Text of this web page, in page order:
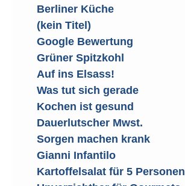
Berliner Küche
(kein Titel)
Google Bewertung
Grüner Spitzkohl
Auf ins Elsass!
Was tut sich gerade
Kochen ist gesund
Dauerlutscher Mwst.
Sorgen machen krank
Gianni Infantilo
Kartoffelsalat für 5 Personen